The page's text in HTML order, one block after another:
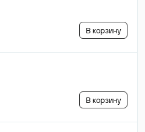
В корзину
В корзину